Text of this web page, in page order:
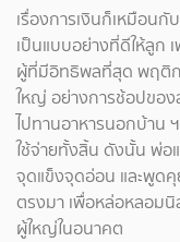
เรื่องการเงินก็เหมือน
เป็นแบบอย่างที่ดีให้ลูก เ
ผู้ที่มีอิทธิพลที่สุด พฤติก
ใหญ่ อย่างการช้อปของ
ไปทานอาหารนอกบ้าน
ใช้จ่ายทั้งสิ้น ดังนั้น พ่อ
จุดแข็งจุดอ่อน และพูด
ตรงมา เพื่อหล่อหลอมนิ
ผู้ใหญ่ในอนาคต